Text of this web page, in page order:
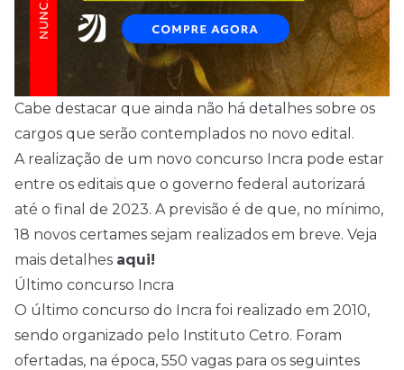
Cabe destacar que ainda não há detalhes sobre os
cargos que serão contemplados no novo edital.
A realização de um novo concurso Incra pode estar
entre os editais que o governo federal autorizará
até o final de 2023. A previsão é de que, no mínimo,
18 novos certames sejam realizados em breve. Veja
mais detalhes aqui!
Último concurso Incra
O último concurso do Incra foi realizado em 2010,
sendo organizado pelo Instituto Cetro. Foram
ofertadas, na época, 550 vagas para os seguintes